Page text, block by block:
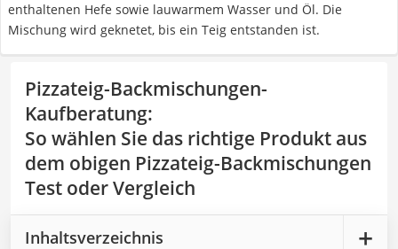
enthaltenen Hefe sowie lauwarmem Wasser und Öl. Die
Mischung wird geknetet, bis ein Teig entstanden ist.
Pizzateig-Backmischungen-
Kaufberatung:
So wählen Sie das richtige Produkt aus
dem obigen Pizzateig-Backmischungen
Test oder Vergleich
Inhaltsverzeichnis